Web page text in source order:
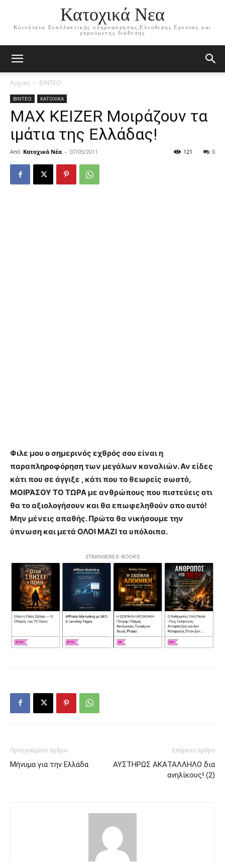
Κατοχικά Νεα
Κοινότητα Εναλλακτικής πληροφόρησης,Ελεύθερης Ερευνας και
χαρούμενης διάθεσης
Αρχική ΒΙΝΤΕΟ
ΒΙΝΤΕΟ ΚΑΤΟΧΙΚΑ
MAX KEIZER Μοιράζουν τα
ιμάτια της Ελλάδας!
Από Κατοχικά Νέα - 07/05/2011 0
121
Φιλε μου ο σημερινός εχθρός σου είναι η
παραπληροφόρηση των μεγάλων καναλιών. Αν είδες
κάτι που σε άγγιξε , κάτι που το θεωρείς σωστό,
ΜΟΙΡΆΣΟΥ ΤΟ ΤΩΡΑ με ανθρώπους που πιστεύεις οτι
θα το αξιολογήσουν και θα επωφεληθούν απο αυτό!
Μην μένεις απαθής. Πρώτα θα νικήσουμε την
ύπνωση και μετά ΟΛΟΙ ΜΑΖΙ τα υπόλοιπα.
STRANGERS E-BOOKS
Προηγούμενο άρθρο
Mήνυμα για την Ελλάδα
Επόμενο άρθρο
ΑΥΣΤΗΡΩΣ ΑΚΑΤΑΛΛΗΛΟ δια
ανηλίκους! (2)